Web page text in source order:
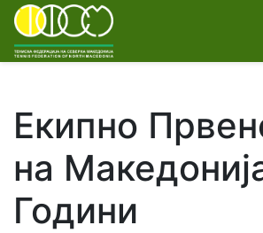
Екипно
на
Години